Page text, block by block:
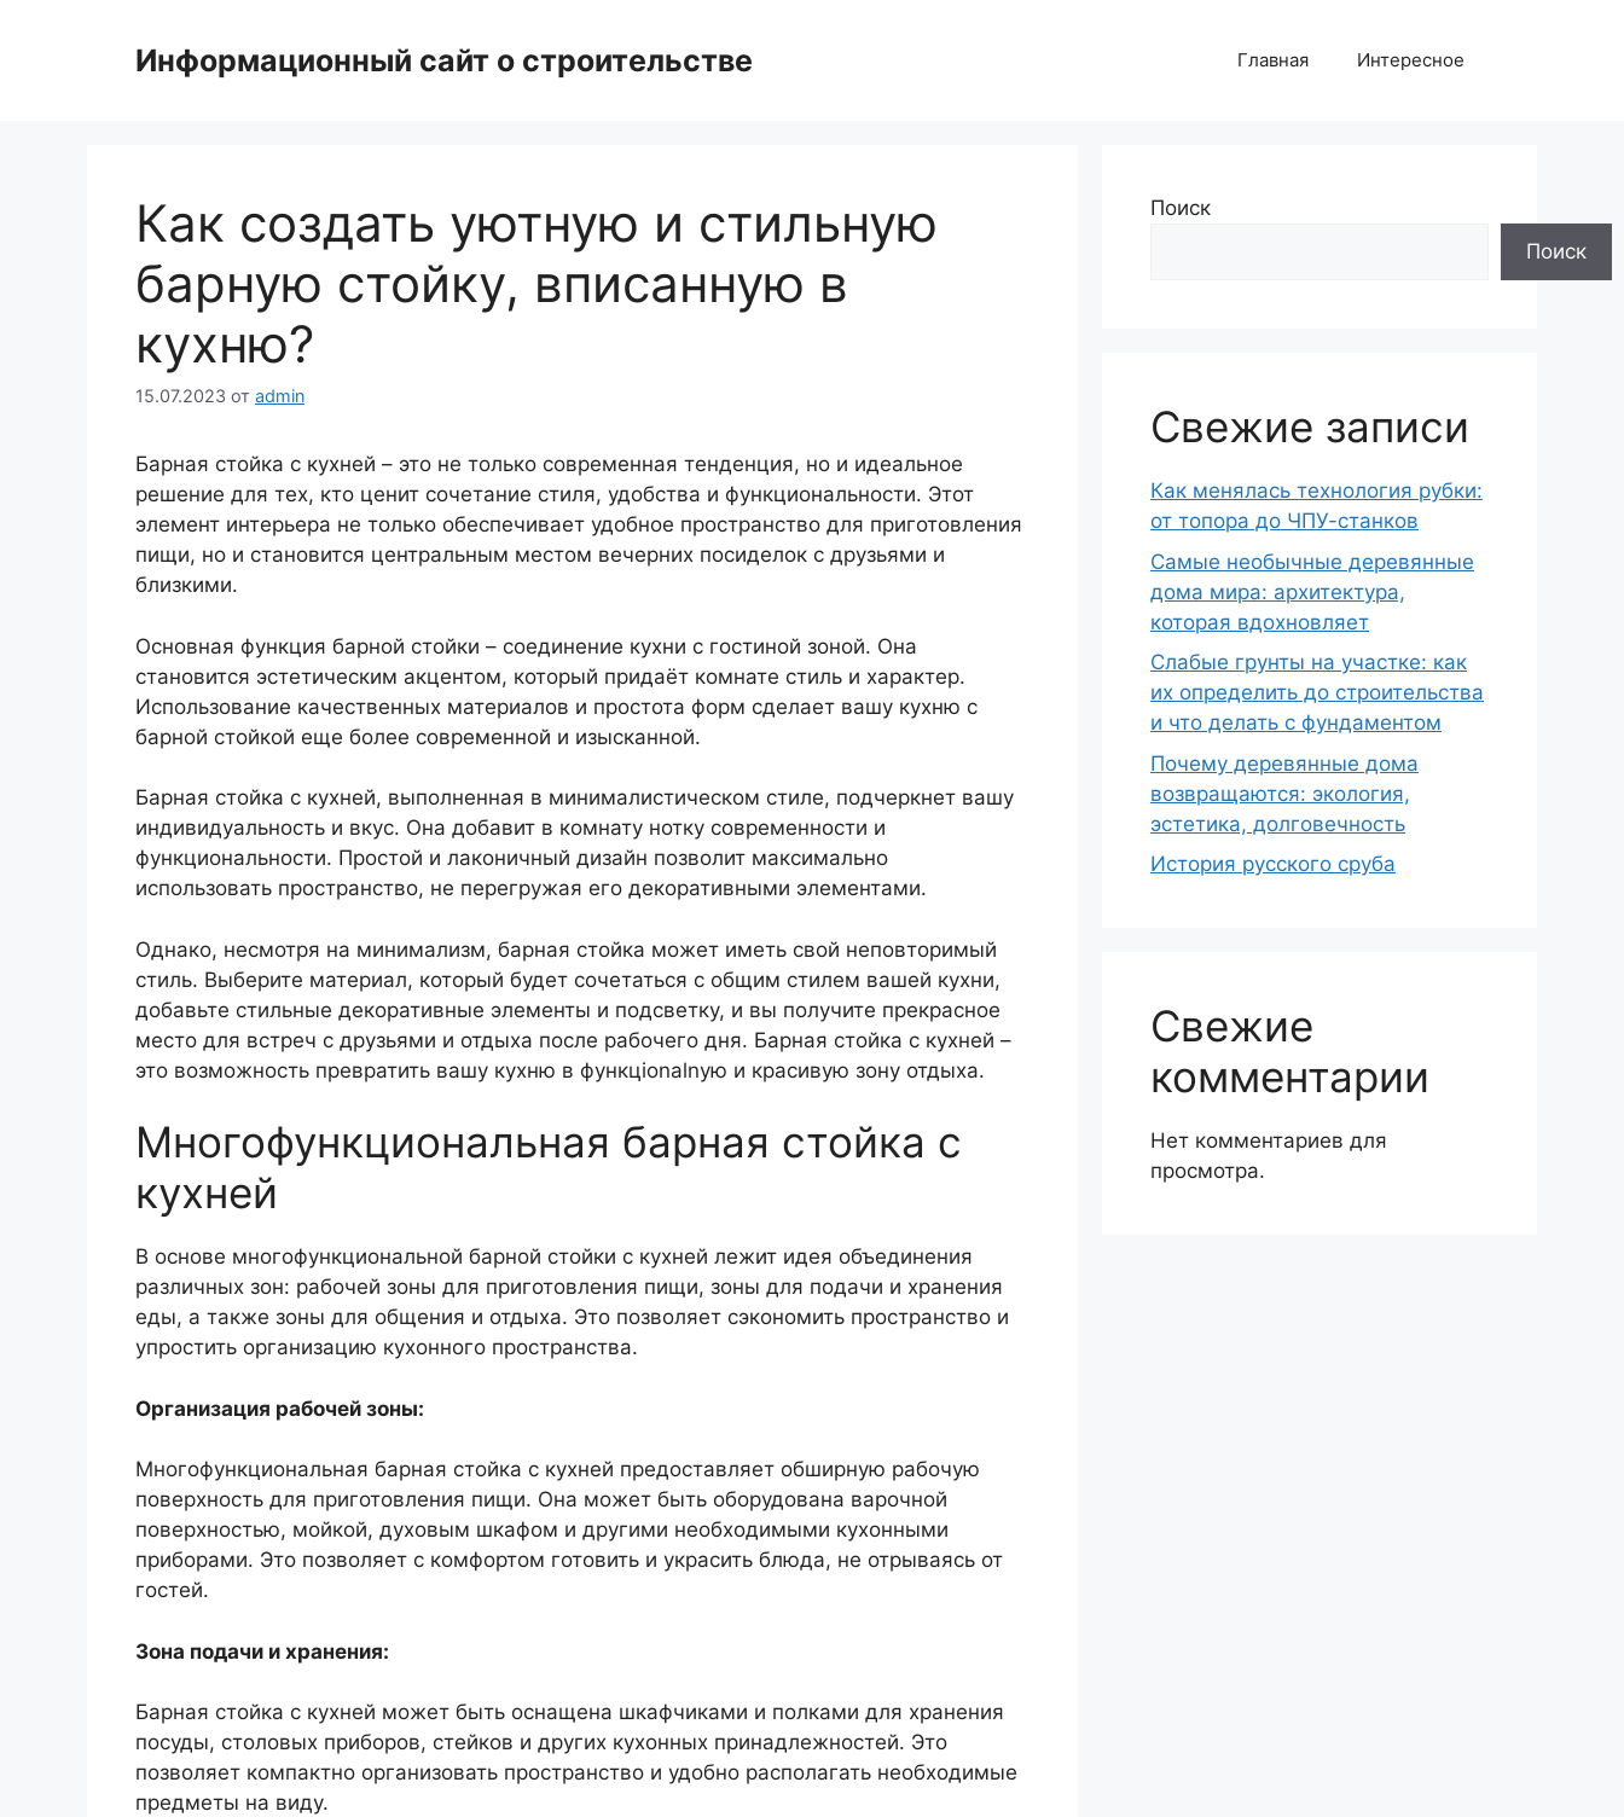
содержимомуИнформационный сайт о строительстве Главная Интересное
Как создать уютную и стильную
барную стойку, вписанную в
кухню?
15.07.2023 от admin
Барная стойка с кухней – это не только современная тенденция, но и идеальное
решение для тех, кто ценит сочетание стиля, удобства и функциональности. Этот
элемент интерьера не только обеспечивает удобное пространство для приготовления
пищи, но и становится центральным местом вечерних посиделок с друзьями и
близкими.
Основная функция барной стойки – соединение кухни с гостиной зоной. Она
становится эстетическим акцентом, который придаёт комнате стиль и характер.
Использование качественных материалов и простота форм сделает вашу кухню с
барной стойкой еще более современной и изысканной.
Барная стойка с кухней, выполненная в минималистическом стиле, подчеркнет вашу
индивидуальность и вкус. Она добавит в комнату нотку современности и
функциональности. Простой и лаконичный дизайн позволит максимально
использовать пространство, не перегружая его декоративными элементами.
Однако, несмотря на минимализм, барная стойка может иметь свой неповторимый
стиль. Выберите материал, который будет сочетаться с общим стилем вашей кухни,
добавьте стильные декоративные элементы и подсветку, и вы получите прекрасное
место для встреч с друзьями и отдыха после рабочего дня. Барная стойка с кухней –
это возможность превратить вашу кухню в функцionalnую и красивую зону отдыха.
Многофункциональная барная стойка с
кухней
В основе многофункциональной барной стойки с кухней лежит идея объединения
различных зон: рабочей зоны для приготовления пищи, зоны для подачи и хранения
еды, а также зоны для общения и отдыха. Это позволяет сэкономить пространство и
упростить организацию кухонного пространства.
Организация рабочей зоны:
Многофункциональная барная стойка с кухней предоставляет обширную рабочую
поверхность для приготовления пищи. Она может быть оборудована варочной
поверхностью, мойкой, духовым шкафом и другими необходимыми кухонными
приборами. Это позволяет с комфортом готовить и украсить блюда, не отрываясь от
гостей.
Зона подачи и хранения:
Барная стойка с кухней может быть оснащена шкафчиками и полками для хранения
посуды, столовых приборов, стейков и других кухонных принадлежностей. Это
позволяет компактно организовать пространство и удобно располагать необходимые
предметы на виду.
Поиск
Поиск
Свежие записи
Как менялась технология рубки:
от топора до ЧПУ-станков
Самые необычные деревянные
дома мира: архитектура,
которая вдохновляет
Слабые грунты на участке: как
их определить до строительства
и что делать с фундаментом
Почему деревянные дома
возвращаются: экология,
эстетика, долговечность
История русского сруба
Свежие
комментарии
Нет комментариев для
просмотра.